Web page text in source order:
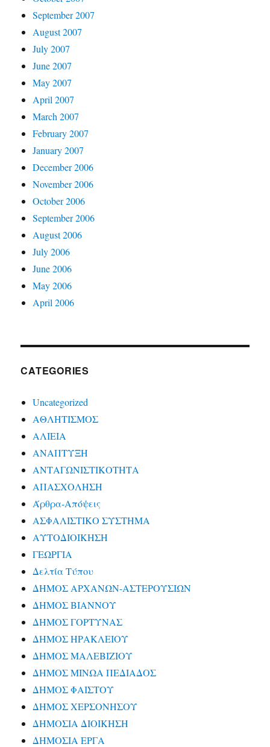
September 2007
August 2007
July 2007
June 2007
May 2007
April 2007
March 2007
February 2007
January 2007
December 2006
November 2006
October 2006
September 2006
August 2006
July 2006
June 2006
May 2006
April 2006
CATEGORIES
Uncategorized
ΑΘΛΗΤΙΣΜΟΣ
ΑΛΙΕΙΑ
ΑΝΑΠΤΥΞΗ
ΑΝΤΑΓΩΝΙΣΤΙΚΟΤΗΤΑ
ΑΠΑΣΧΟΛΗΣΗ
Άρθρα-Απόψεις
ΑΣΦΑΛΙΣΤΙΚΟ ΣΥΣΤΗΜΑ
ΑΥΤΟΔΙΟΙΚΗΣΗ
ΓΕΩΡΓΙΑ
Δελτία Τύπου
ΔΗΜΟΣ ΑΡΧΑΝΩΝ-ΑΣΤΕΡΟΥΣΙΩΝ
ΔΗΜΟΣ ΒΙΑΝΝΟΥ
ΔΗΜΟΣ ΓΟΡΤΥΝΑΣ
ΔΗΜΟΣ ΗΡΑΚΛΕΙΟΥ
ΔΗΜΟΣ ΜΑΛΕΒΙΖΙΟΥ
ΔΗΜΟΣ ΜΙΝΩΑ ΠΕΔΙΑΔΟΣ
ΔΗΜΟΣ ΦΑΙΣΤΟΥ
ΔΗΜΟΣ ΧΕΡΣΟΝΗΣΟΥ
ΔΗΜΟΣΙΑ ΔΙΟΙΚΗΣΗ
ΔΗΜΟΣΙΑ ΕΡΓΑ